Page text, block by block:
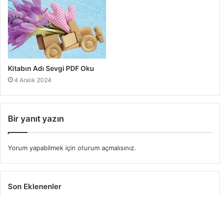
Kitabın Adı Sevgi PDF Oku
4 Aralık 2024
Bir yanıt yazın
Yorum yapabilmek için oturum açmalısınız.
Son Eklenenler